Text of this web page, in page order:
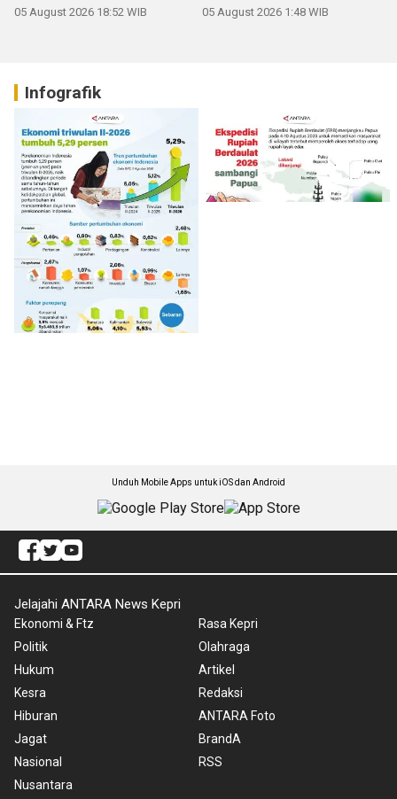
05 August 2026 18:52 WIB 05 August 2026 1:48 WIB
Infografik
Unduh Mobile Apps untuk iOS dan Android
Jelajahi ANTARA News Kepri
Ekonomi & Ftz
Politik
Hukum
Kesra
Hiburan
Jagat
Nasional
Nusantara
Rasa Kepri
Olahraga
Artikel
Redaksi
ANTARA Foto
BrandA
RSS